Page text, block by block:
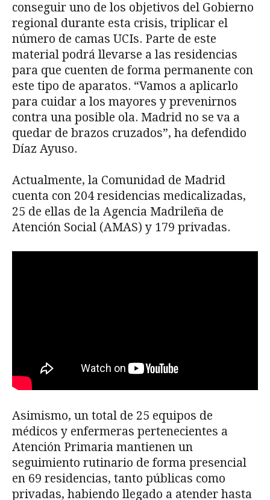
conseguir uno de los objetivos del Gobierno
regional durante esta crisis, triplicar el
número de camas UCIs. Parte de este
material podrá llevarse a las residencias
para que cuenten de forma permanente con
este tipo de aparatos. “Vamos a aplicarlo
para cuidar a los mayores y prevenirnos
contra una posible ola. Madrid no se va a
quedar de brazos cruzados”, ha defendido
Díaz Ayuso.
Actualmente, la Comunidad de Madrid
cuenta con 204 residencias medicalizadas,
25 de ellas de la Agencia Madrileña de
Atención Social (AMAS) y 179 privadas.
Asimismo, un total de 25 equipos de
médicos y enfermeras pertenecientes a
Atención Primaria mantienen un
seguimiento rutinario de forma presencial
en 69 residencias, tanto públicas como
privadas, habiendo llegado a atender hasta